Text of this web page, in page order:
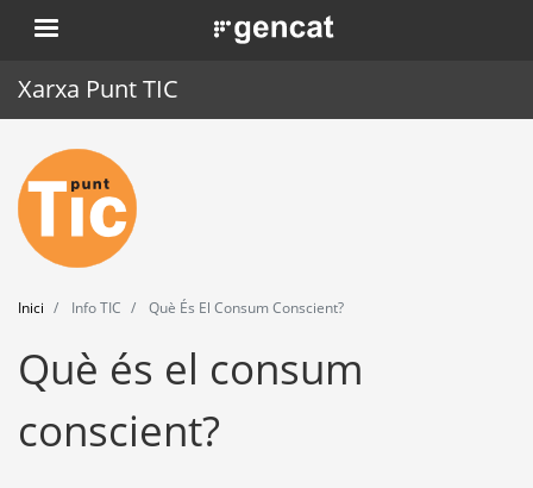
Vés
al
. Obre en una nova finestra.
Xarxa Punt TIC
Inici
Punt TIC
Actualitat
Agenda
Formació
Eines
Inici Info TIC Què És El Consum Conscient?
Què és el consum
conscient?